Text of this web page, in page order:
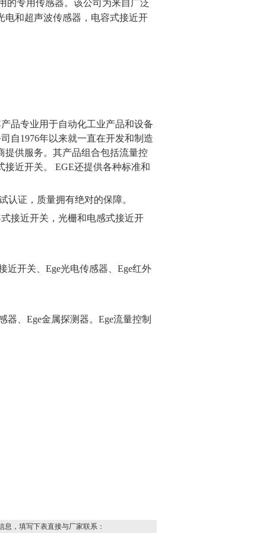
的专用传感器。该公司为来自广泛
电和超声波传感器，电容式接近开
品专业用于自动化工业产品和设备
自1976年以来就一直在开发和制造
提供服务。其产品组合包括流量控
近开关。 EGE还提供各种标准和
认证，质量拥有绝对的保障。
接近开关，光栅和电感式接近开
近开关、Ege光电传感器、Ege红外
器、Ege金属探测器。Ege流量控制
，填写下表直接与厂家联系：